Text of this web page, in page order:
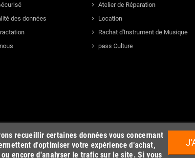
des données
Atelier de Réparation
Location
Rachat d'Instrument de Musique
pass Culture
recueillir certaines données vous concernant
d'optimiser votre expérience d'achat,
encore d'analyser le trafic sur le site. Si vous